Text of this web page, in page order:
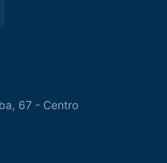
67 - Centro